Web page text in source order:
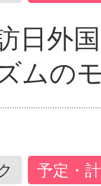
日外
ムの
予定・